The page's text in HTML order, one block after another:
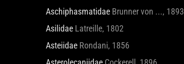
Aschiphasmatidae Brunner von ..., 1893
Asilidae Latreille, 1802
Asteiidae Rondani, 1856